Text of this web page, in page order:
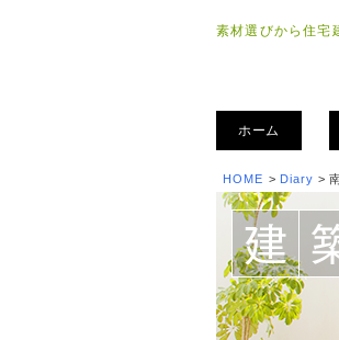
素材選びから住宅
ホーム
HOME > Diary >